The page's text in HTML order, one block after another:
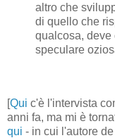
altro che
di quello che
qualcosa, deve
speculare
[Qui c'è l'intervista
anni fa, ma mi è
qui - in cui l'autore de